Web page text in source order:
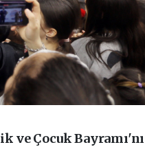
ve Çocuk